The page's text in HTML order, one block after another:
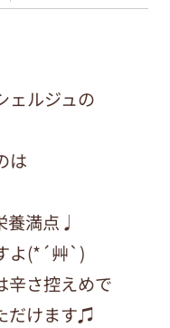
ェルジュの
は
養満点♩
よ(*´艸`)
辛さ控えめで
だけます♫